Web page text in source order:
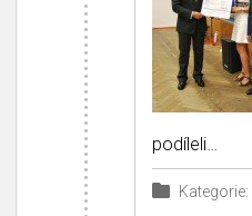
podíleli…
Kategorie: